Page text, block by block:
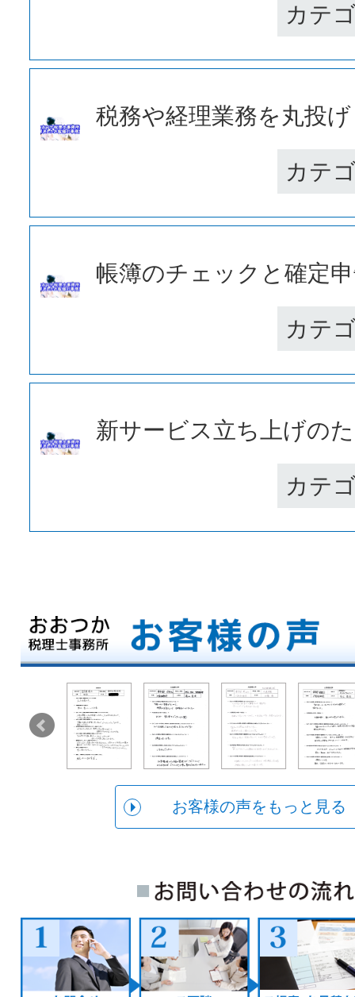
カテ
税務や経理業務を丸投
カテ
帳簿のチェックと確定
カテ
新サービス立ち上げの
カテ
お客様の声をもっと見る